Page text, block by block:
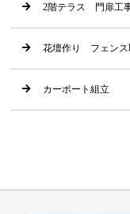
2階テラス 門扉工
花壇作り フェンス
カーポート組立